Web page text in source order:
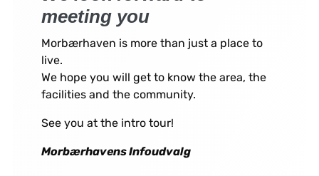
meeting you
Morbærhaven is more than just a place to
live.
We hope you will get to know the area, the
facilities and the community.
See you at the intro tour!
Morbærhavens Infoudvalg